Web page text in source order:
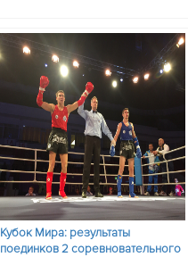
Кубок Мира: результаты
поединков 2 соревновательного